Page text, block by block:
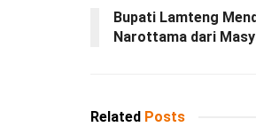
Bupati Lamteng
Narottama dari
Related Posts